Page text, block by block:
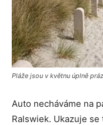
Pláže jsou v květnu úplně
Auto necháváme na
Ralswiek. Ukazuje